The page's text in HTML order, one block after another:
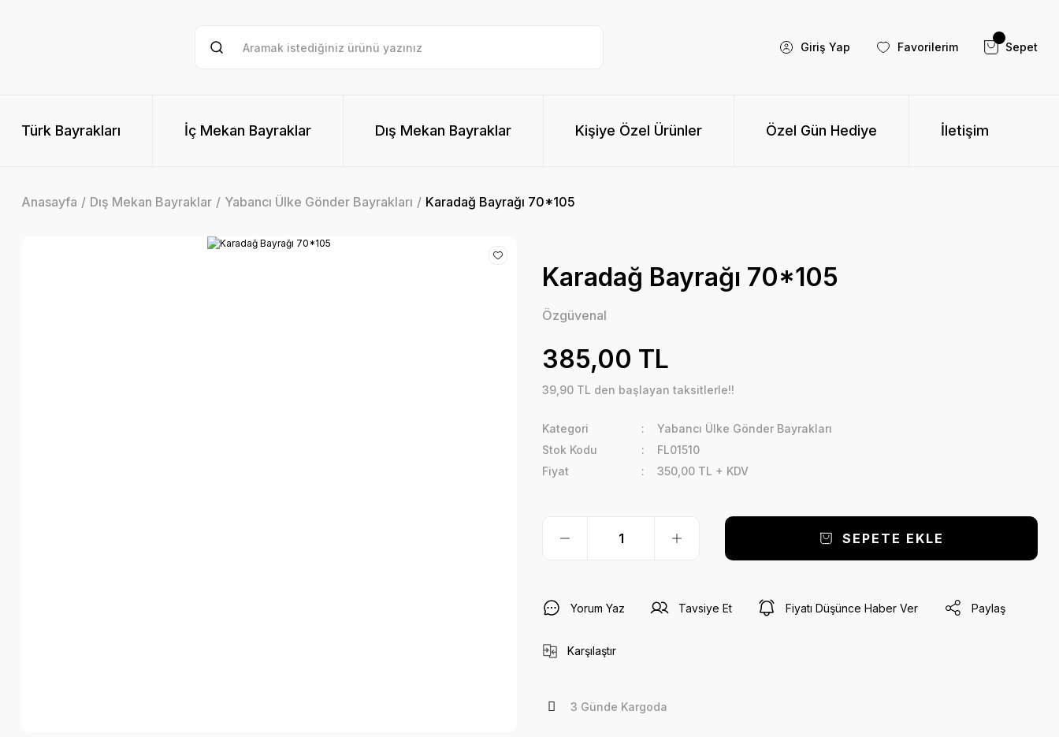
Giriş Yap Favorilerim Sepet
Türk Bayrakları İç Mekan Bayraklar Dış Mekan Bayraklar Kişiye Özel Ürünler Özel Gün Hediye İletişim
Anasayfa Dış Mekan Bayraklar Yabancı Ülke Gönder Bayrakları Karadağ Bayrağı 70*105
Karadağ Bayrağı 70*105
Özgüvenal
385,00 TL
39,90 TL den başlayan taksitlerle!!
Kategori
Yabancı Ülke Gönder Bayrakları
Stok Kodu
FL01510
Fiyat
350,00 TL + KDV
SEPETE EKLE
Yorum Yaz Tavsiye Et Fiyatı Düşünce Haber Ver Paylaş
Karşılaştır
3 Günde Kargoda